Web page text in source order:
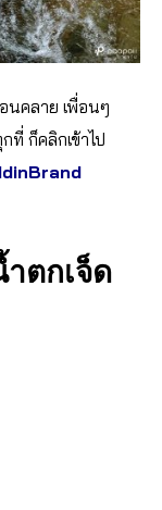
นคลาย เพื่อนๆ
ที่ ก็คลิกเข้าไป
ตกเจ็ด